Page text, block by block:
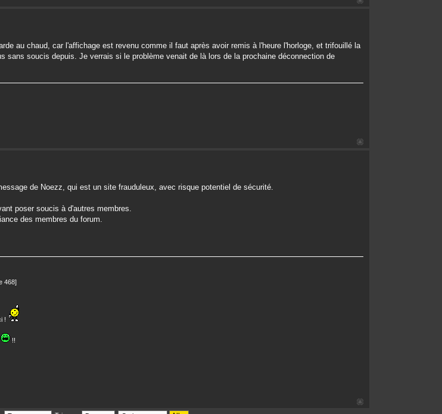
au chaud, car l'affichage est revenu comme il faut après avoir remis à l'heure l'horloge, et trifouillé la
sans soucis depuis. Je verrais si le problème venait de là lors de la prochaine déconnection de
de Noezz, qui est un site frauduleux, avec risque potentiel de sécurité.
poser soucis à d'autres membres.
des membres du forum.
468]
!
!!